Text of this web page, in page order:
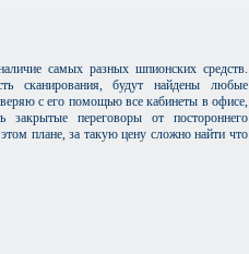
самых разных шпионских средств.
сканирования, будут найдены любые
с его помощью все кабинеты в офисе,
переговоры от постороннего
плане, за такую цену сложно найти что